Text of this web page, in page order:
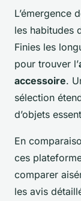
L’émergence
les habitudes
Finies les
pour trouver l’
accessoire.
sélection
d’objets
En
ces
comparer
les avis